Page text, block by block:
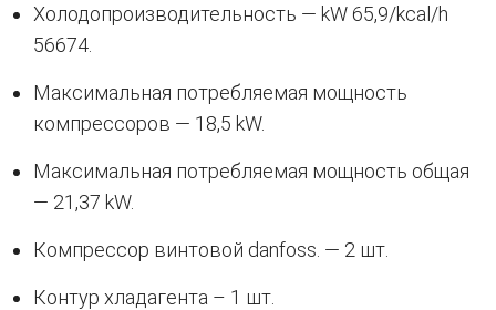
Холодопроизводительность — kW 65,9/kcal/h
56674.
Максимальная потребляемая мощность
компрессоров — 18,5 kW.
Максимальная потребляемая мощность общая
— 21,37 kW.
Компрессор винтовой danfoss. — 2 шт.
Контур хладагента – 1 шт.